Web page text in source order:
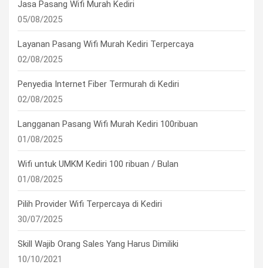
Jasa Pasang Wifi Murah Kediri
05/08/2025
Layanan Pasang Wifi Murah Kediri Terpercaya
02/08/2025
Penyedia Internet Fiber Termurah di Kediri
02/08/2025
Langganan Pasang Wifi Murah Kediri 100ribuan
01/08/2025
Wifi untuk UMKM Kediri 100 ribuan / Bulan
01/08/2025
Pilih Provider Wifi Terpercaya di Kediri
30/07/2025
Skill Wajib Orang Sales Yang Harus Dimiliki
10/10/2021